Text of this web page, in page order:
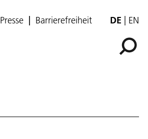
Presse Barrierefreiheit DE EN